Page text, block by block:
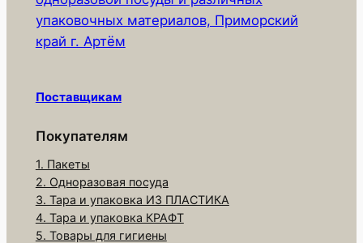
т
о
р
а
е
к
о
-
упаковочных материалов, Приморский
край г. Артём
Поставщикам
Покупателям
1. Пакеты
2. Одноразовая посуда
3. Тара и упаковка ИЗ ПЛАСТИКА
4. Тара и упаковка КРАФТ
5. Товары для гигиены